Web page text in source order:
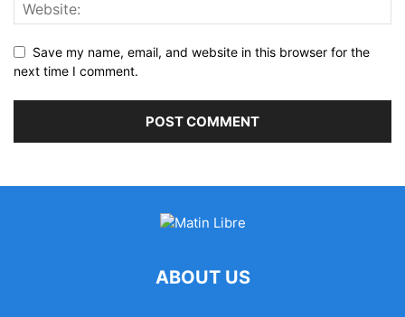
Save my name, email, and website in this browser for the
next time I comment.
ABOUT US